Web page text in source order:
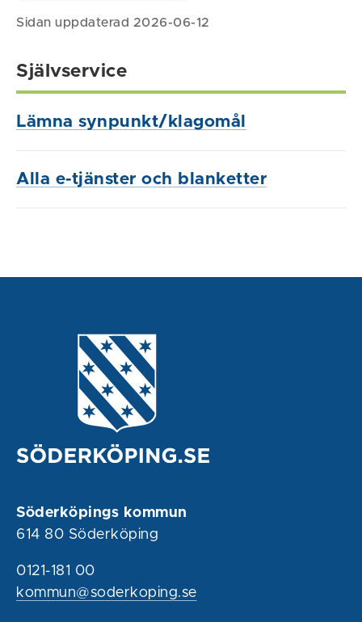
Sidan uppdaterad 2026-06-12
Självservice
Lämna synpunkt/klagomål
Alla e-tjänster och blanketter
Söderköpings kommun
614 80 Söderköping
0121-181 00
kommun@soderkoping.se